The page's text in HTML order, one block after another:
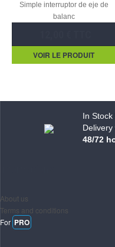
Simple interruptor de eje de
balanc
VOIR LE PRODUIT
In Stock
Delivery
48/72
About us
Terms and conditions
For PRO